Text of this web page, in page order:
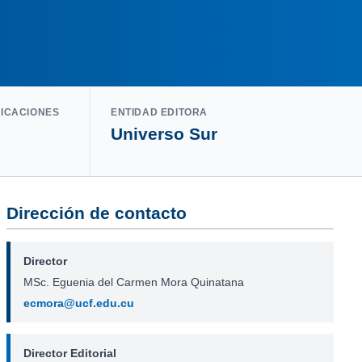
ENTIDAD EDITORA
Universo Sur
Dirección de contacto
Director
MSc. Eguenia del Carmen Mora Quinatana
ecmora@ucf.edu.cu
Director Editorial